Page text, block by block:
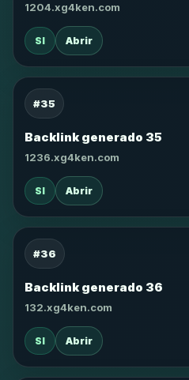
1204.xg4ken.com
SI Abrir
#35
Backlink generado 35
1236.xg4ken.com
SI Abrir
#36
Backlink generado 36
132.xg4ken.com
SI Abrir